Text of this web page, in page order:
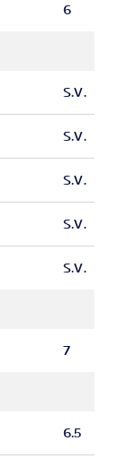
6
S.V.
S.V.
S.V.
S.V.
S.V.
7
6.5